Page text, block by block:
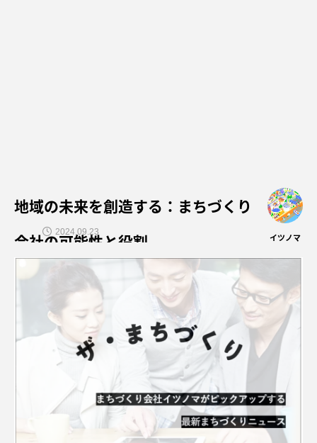
地域の未来を創造する：まちづくり
会社の可能性と役割
イツノマ
2024.09.23